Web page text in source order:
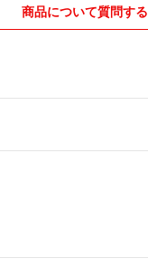
商品について質問する